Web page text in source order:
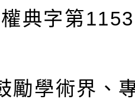
典字第
學術界、